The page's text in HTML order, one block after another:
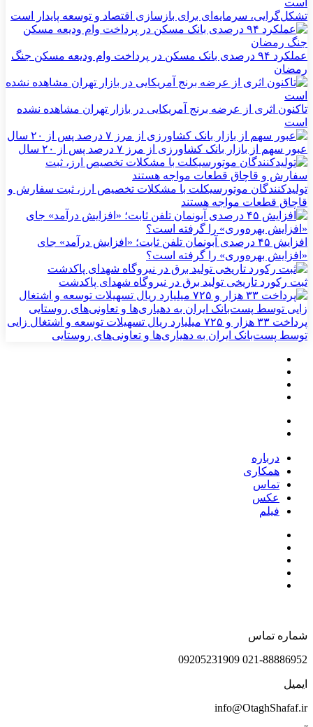
تشکل‌گرایی، سرمایه‌ای برای بازسازی اقتصاد و توسعه پایدار است
عملکرد ۹۴ درصدی بانک مسکن در پرداخت وام ودیعه مسکن جنگ
رمضان
تاکنون اثری از عرضه برنج آمریکایی در بازار تهران مشاهده نشده
است
عبور سهم از بازار بانک کشاورزی از مرز ۷ درصد پس از ۲۰ سال
تولیدکنندگان موتورسیکلت با مشکلات تخصیص ارز، ثبت سفارش و
قاچاق قطعات مواجه هستند
افزایش ۴۵ درصدی آبونمان تلفن ثابت؛ «افزایش درآمد» جای
«افزایش بهره‌وری» را گرفته است؟
ثبت رکورد تاریخی تولید برق در نیروگاه شهدای پاکدشت
پرداخت ۳۳ هزار و ۷۲۵ میلیارد ریال تسهیلات توسعه و اشتغال زایی
توسط پست‌بانک ایران به دهیاری‌ها و تعاونی‌های روستایی
درباره
همکاری
تماس
عکس
فیلم
شماره تماس
021-88886952 09205231909
ایمیل
info@OtaghShafaf.ir